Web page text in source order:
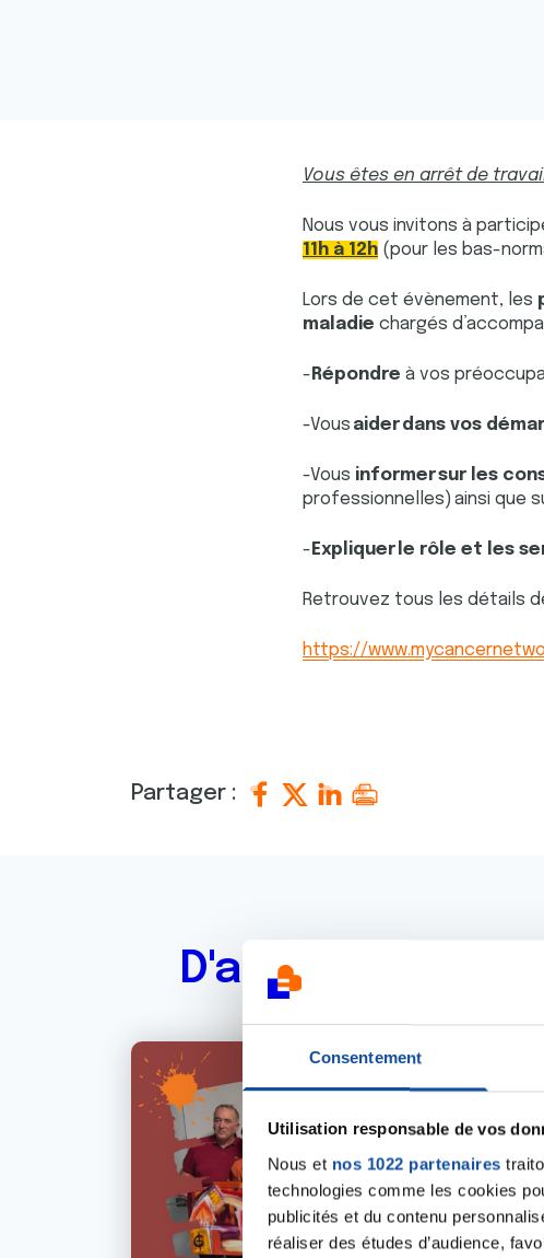
Consentement
Utilisation responsable de vos
Nous et nos 1022 partenaires
technologies comme les cookies
publicités et du contenu
réaliser des études d’audience,
Vous êtes en arrêt de
Nous vous invitons à
11h à 12h (pour les bas-
Lors de cet évènement, les
maladie chargés
- Répondre à vos
-Vous aider dans vos
-Vous informer sur les
professionnelles) ainsi que
- Expliquer le rôle et les
Retrouvez tous les détails
https://
Partager :
D'autres